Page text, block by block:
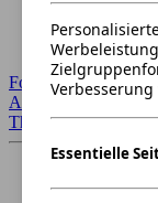
Forum Startseite
Alle Auto-Foren
Themen-Forum
Essentielle